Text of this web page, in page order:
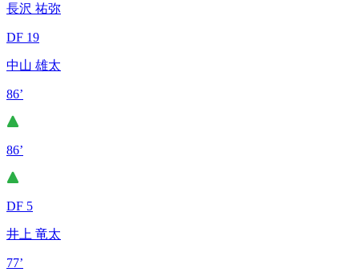
長沢 祐弥
DF 19
中山 雄太
86’
86’
DF 5
井上 竜太
77’